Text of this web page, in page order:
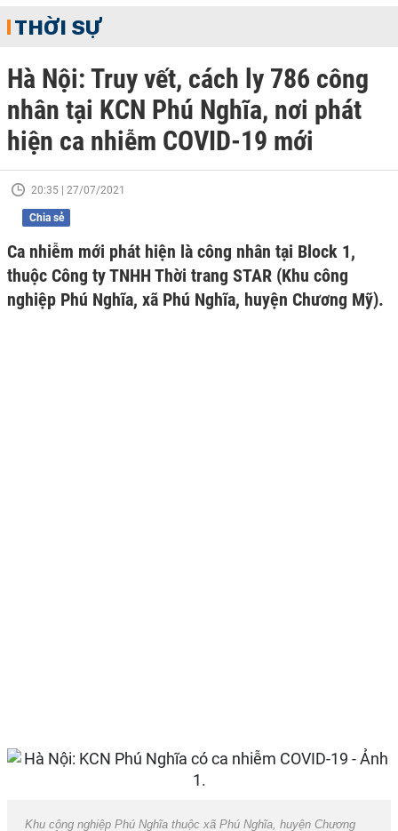
THỜI SỰ
Hà Nội: Truy vết, cách ly 786 công
nhân tại KCN Phú Nghĩa, nơi phát
hiện ca nhiễm COVID-19 mới
20:35 | 27/07/2021
Chia sẻ
Ca nhiễm mới phát hiện là công nhân tại Block 1,
thuộc Công ty TNHH Thời trang STAR (Khu công
nghiệp Phú Nghĩa, xã Phú Nghĩa, huyện Chương Mỹ).
Khu công nghiệp Phú Nghĩa thuộc xã Phú Nghĩa, huyện Chương